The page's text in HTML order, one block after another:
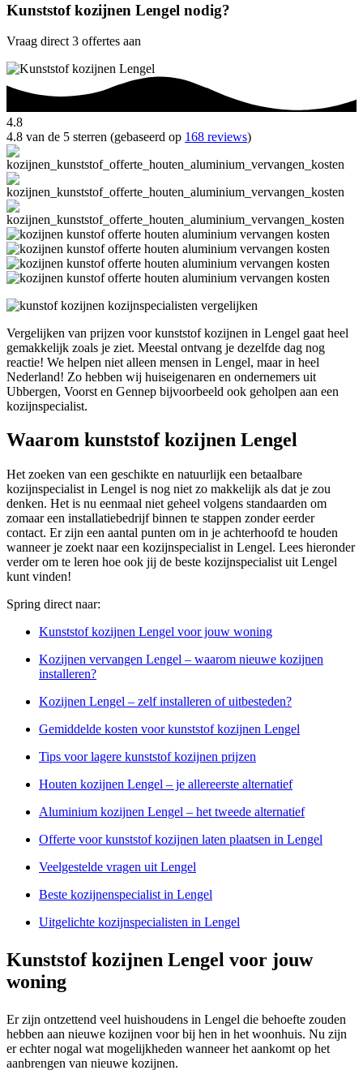
Kunststof kozijnen Lengel nodig?
Vraag direct 3 offertes aan
4.8
4.8 van de 5 sterren (gebaseerd op 168 reviews)
Vergelijken van prijzen voor kunststof kozijnen in Lengel gaat heel
gemakkelijk zoals je ziet. Meestal ontvang je dezelfde dag nog
reactie! We helpen niet alleen mensen in Lengel, maar in heel
Nederland! Zo hebben wij huiseigenaren en ondernemers uit
Ubbergen, Voorst en Gennep bijvoorbeeld ook geholpen aan een
kozijnspecialist.
Waarom kunststof kozijnen Lengel
Het zoeken van een geschikte en natuurlijk een betaalbare
kozijnspecialist in Lengel is nog niet zo makkelijk als dat je zou
denken. Het is nu eenmaal niet geheel volgens standaarden om
zomaar een installatiebedrijf binnen te stappen zonder eerder
contact. Er zijn een aantal punten om in je achterhoofd te houden
wanneer je zoekt naar een kozijnspecialist in Lengel. Lees hieronder
verder om te leren hoe ook jij de beste kozijnspecialist uit Lengel
kunt vinden!
Spring direct naar:
Kunststof kozijnen Lengel voor jouw woning
Kozijnen vervangen Lengel – waarom nieuwe kozijnen
installeren?
Kozijnen Lengel – zelf installeren of uitbesteden?
Gemiddelde kosten voor kunststof kozijnen Lengel
Tips voor lagere kunststof kozijnen prijzen
Houten kozijnen Lengel – je allereerste alternatief
Aluminium kozijnen Lengel – het tweede alternatief
Offerte voor kunststof kozijnen laten plaatsen in Lengel
Veelgestelde vragen uit Lengel
Beste kozijnenspecialist in Lengel
Uitgelichte kozijnspecialisten in Lengel
Kunststof kozijnen Lengel voor jouw
woning
Er zijn ontzettend veel huishoudens in Lengel die behoefte zouden
hebben aan nieuwe kozijnen voor bij hen in het woonhuis. Nu zijn
er echter nogal wat mogelijkheden wanneer het aankomt op het
aanbrengen van nieuwe kozijnen.